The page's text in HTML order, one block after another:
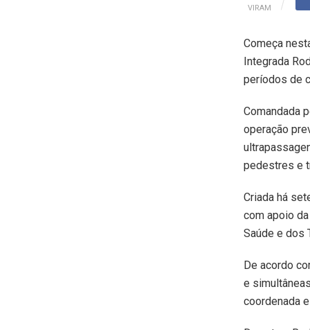
VIRAM
Começa
Integrada
períodos de
Comandada
operação
pedestres e
Criada há
com apoio
Saúde e dos
De acordo
e
coordenada